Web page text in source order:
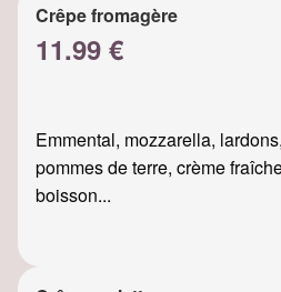
Crêpe fromagère
11.99 €
Emmental, mozzarella,
pommes de terre, crème
boisson...